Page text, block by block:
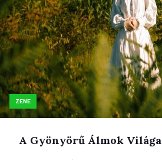
ZENE
A Gyönyörű Álmok Világa